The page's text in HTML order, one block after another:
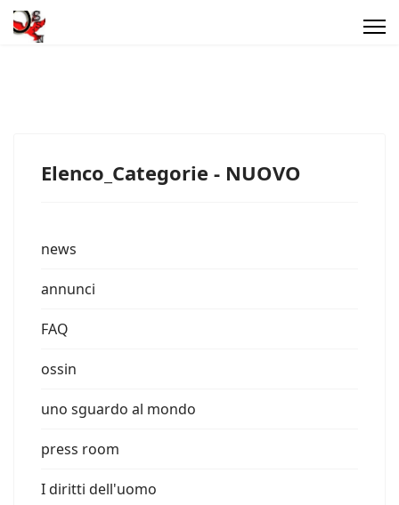
Elenco_Categorie - NUOVO
news
annunci
FAQ
ossin
uno sguardo al mondo
press room
I diritti dell'uomo